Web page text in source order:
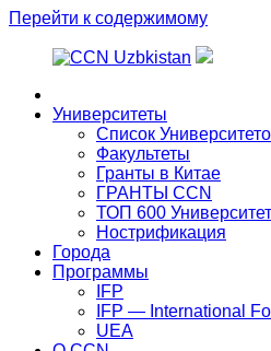
Перейти к содержимому
Университеты
Список
Факультеты
Гранты в Китае
ГРАНТЫ ССN
ТОП 600
Нострификация
Города
Программы
IFP
IFP — International
UEA